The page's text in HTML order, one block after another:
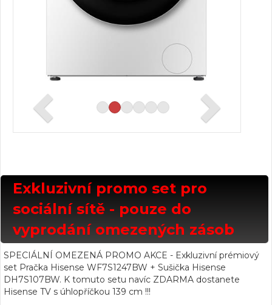
Exkluzivní promo set pro
sociální sítě - pouze do
vyprodání omezených zásob
SPECIÁLNÍ OMEZENÁ PROMO AKCE - Exkluzivní prémiový
set Pračka Hisense WF7S1247BW + Sušička Hisense
DH7S107BW. K tomuto setu navíc ZDARMA dostanete
Hisense TV s úhlopříčkou 139 cm !!!